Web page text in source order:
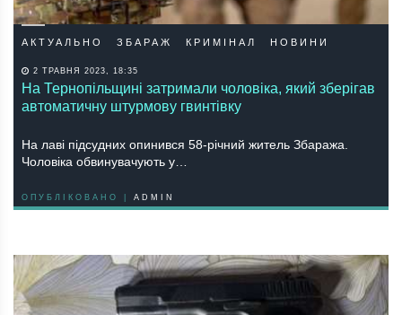
АКТУАЛЬНО ЗБАРАЖ КРИМІНАЛ НОВИНИ
2 ТРАВНЯ 2023, 18:35
На Тернопільщині затримали чоловіка, який зберігав
автоматичну штурмову гвинтівку
На лаві підсудних опинився 58-річний житель Збаража.
Чоловіка обвинувачують у…
ОПУБЛІКОВАНО | ADMIN